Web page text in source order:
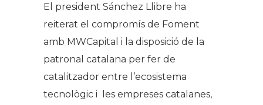
El president Sánchez Llibre ha
reiterat el compromís de Foment
amb MWCapital i la disposició de la
patronal catalana per fer de
catalitzador entre l’ecosistema
tecnològic i les empreses catalanes,